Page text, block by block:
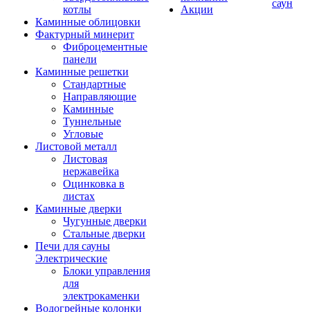
котлы
Каминные облицовки
Фактурный минерит
Фиброцементные
панели
Каминные решетки
Стандартные
Направляющие
Каминные
Туннельные
Угловые
Листовой металл
Листовая
нержавейка
Оцинковка в
листах
Каминные дверки
Чугунные дверки
Стальные дверки
Печи для сауны
Электрические
Блоки управления
для
электрокаменки
Водогрейные колонки
Акции
саун